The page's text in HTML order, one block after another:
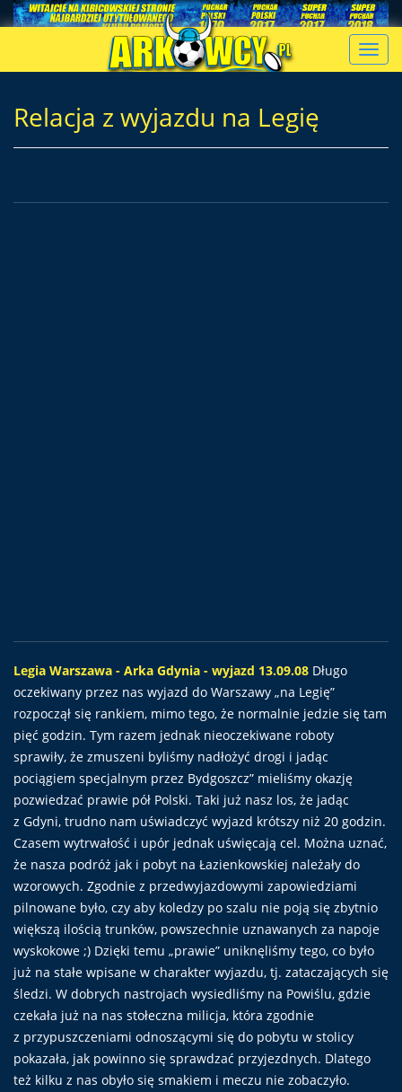
Relacja z wyjazdu na Legię
Legia Warszawa - Arka Gdynia - wyjazd 13.09.08 Długo
oczekiwany przez nas wyjazd do Warszawy „na Legię”
rozpoczął się rankiem, mimo tego, że normalnie jedzie się tam
pięć godzin. Tym razem jednak nieoczekiwane roboty
sprawiły, że zmuszeni byliśmy nadłożyć drogi i jadąc
pociągiem specjalnym przez Bydgoszcz” mieliśmy okazję
pozwiedzać prawie pół Polski. Taki już nasz los, że jadąc
z Gdyni, trudno nam uświadczyć wyjazd krótszy niż 20 godzin.
Czasem wytrwałość i upór jednak uświęcają cel. Można uznać,
że nasza podróż jak i pobyt na Łazienkowskiej należały do
wzorowych. Zgodnie z przedwyjazdowymi zapowiedziami
pilnowane było, czy aby koledzy po szalu nie poją się zbytnio
większą ilością trunków, powszechnie uznawanych za napoje
wyskokowe ;) Dzięki temu „prawie” uniknęliśmy tego, co było
już na stałe wpisane w charakter wyjazdu, tj. zataczających się
śledzi. W dobrych nastrojach wysiedliśmy na Powiślu, gdzie
czekała już na nas stołeczna milicja, która zgodnie
z przypuszczeniami odnoszącymi się do pobytu w stolicy
pokazała, jak powinno się sprawdzać przyjezdnych. Dlatego
też kilku z nas obyło się smakiem i meczu nie zobaczyło.